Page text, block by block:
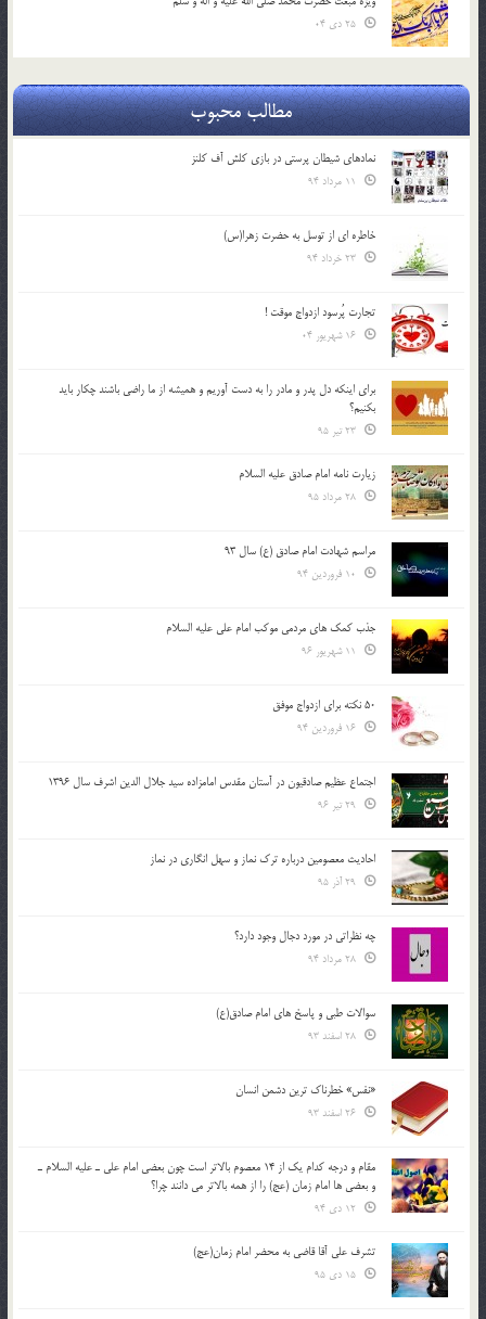
مطالب محبوب
نمادهای شیطان پرستی در بازی کلش آف کلنز
خاطره ای از توسل به حضرت زهرا(س)
تجارت پُرسود ازدواج موقت !
براي اينكه دل پدر و مادر را به دست آوريم و هميشه از ما راضي باشند چكار بايد
بكنيم؟
زیارت نامه امام صادق علیه السلام
مراسم شهادت امام صادق (ع) سال 93
جذب کمک های مردمی موکب امام علی علیه السلام
50 نکته برای ازدواج موفق
اجتماع عظیم صادقیون در آستان مقدس امامزاده سید جلال الدین اشرف سال 1396
احادیث معصومین درباره ترک نماز و سهل انگاری در نماز
چه نظراتی در مورد دجال وجود دارد؟
سوالات طبی و پاسخ های امام صادق(ع)
«نفس» خطرناک ترین دشمن انسان
مقام و درجه كدام يك از 14 معصوم بالاتر است چون بعضي امام علي ـ عليه السلام ـ
و بعضي ها امام زمان (عج) را از همه بالاتر مي دانند چرا؟
تشرف علي آقا قاضي به محضر امام زمان(عج)